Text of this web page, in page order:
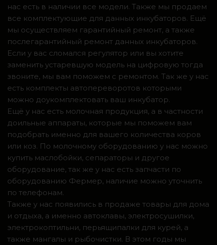
нас есть в наличии все модели. Также мы продаем
все комплектующие для данных инкубаторов. Ещё
мы осуществляем гарантийный ремонт, а также
послегарантийный ремонт данных инкубаторов.
Если у вас сломался регулятор или вы хотите
заменить устаревшую модель на цифровую тогда
звоните, мы вам поможем с ремонтом. Так же у нас
есть комплекты автопереворотов которыми
можно доукомплектовать ваш инкубатор.
Ещё у нас есть молочная продукция, а в частности
доильные аппараты, которые мы поможем вам
подобрать именно для вашего количества коров
или коз. По молочному оборудованию у нас можно
купить маслобойки, сепараторы и другое
оборудование, так же у нас есть запчасти по
оборудованию Фермер, наличие можно уточнить
по телефонам.
Также у нас появились в продаже товары для дома
и отдыха, а именно автоклавы, электросушилки,
электрокоптильни, перьящипалки для курей, а
также мангалы и рыбочистки. В этом годы мы